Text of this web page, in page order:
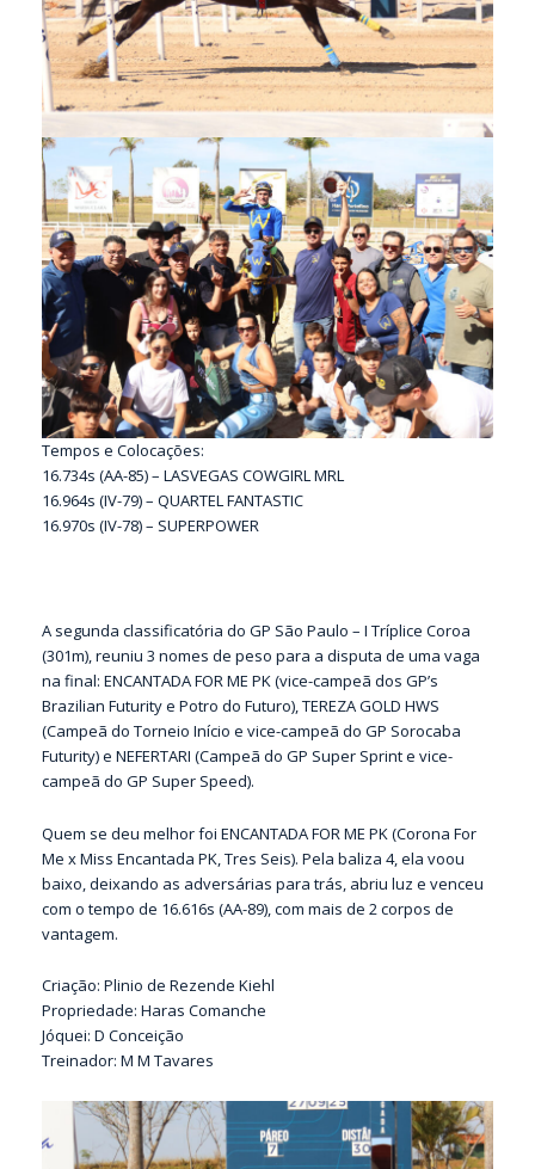
Tempos e Colocações:
16.734s (AA-85) – LASVEGAS COWGIRL MRL
16.964s (IV-79) – QUARTEL FANTASTIC
16.970s (IV-78) – SUPERPOWER
A segunda classificatória do GP São Paulo – I Tríplice Coroa
(301m), reuniu 3 nomes de peso para a disputa de uma vaga
na final: ENCANTADA FOR ME PK (vice-campeã dos GP’s
Brazilian Futurity e Potro do Futuro), TEREZA GOLD HWS
(Campeã do Torneio Início e vice-campeã do GP Sorocaba
Futurity) e NEFERTARI (Campeã do GP Super Sprint e vice-
campeã do GP Super Speed).
Quem se deu melhor foi ENCANTADA FOR ME PK (Corona For
Me x Miss Encantada PK, Tres Seis). Pela baliza 4, ela voou
baixo, deixando as adversárias para trás, abriu luz e venceu
com o tempo de 16.616s (AA-89), com mais de 2 corpos de
vantagem.
Criação: Plinio de Rezende Kiehl
Propriedade: Haras Comanche
Jóquei: D Conceição
Treinador: M M Tavares